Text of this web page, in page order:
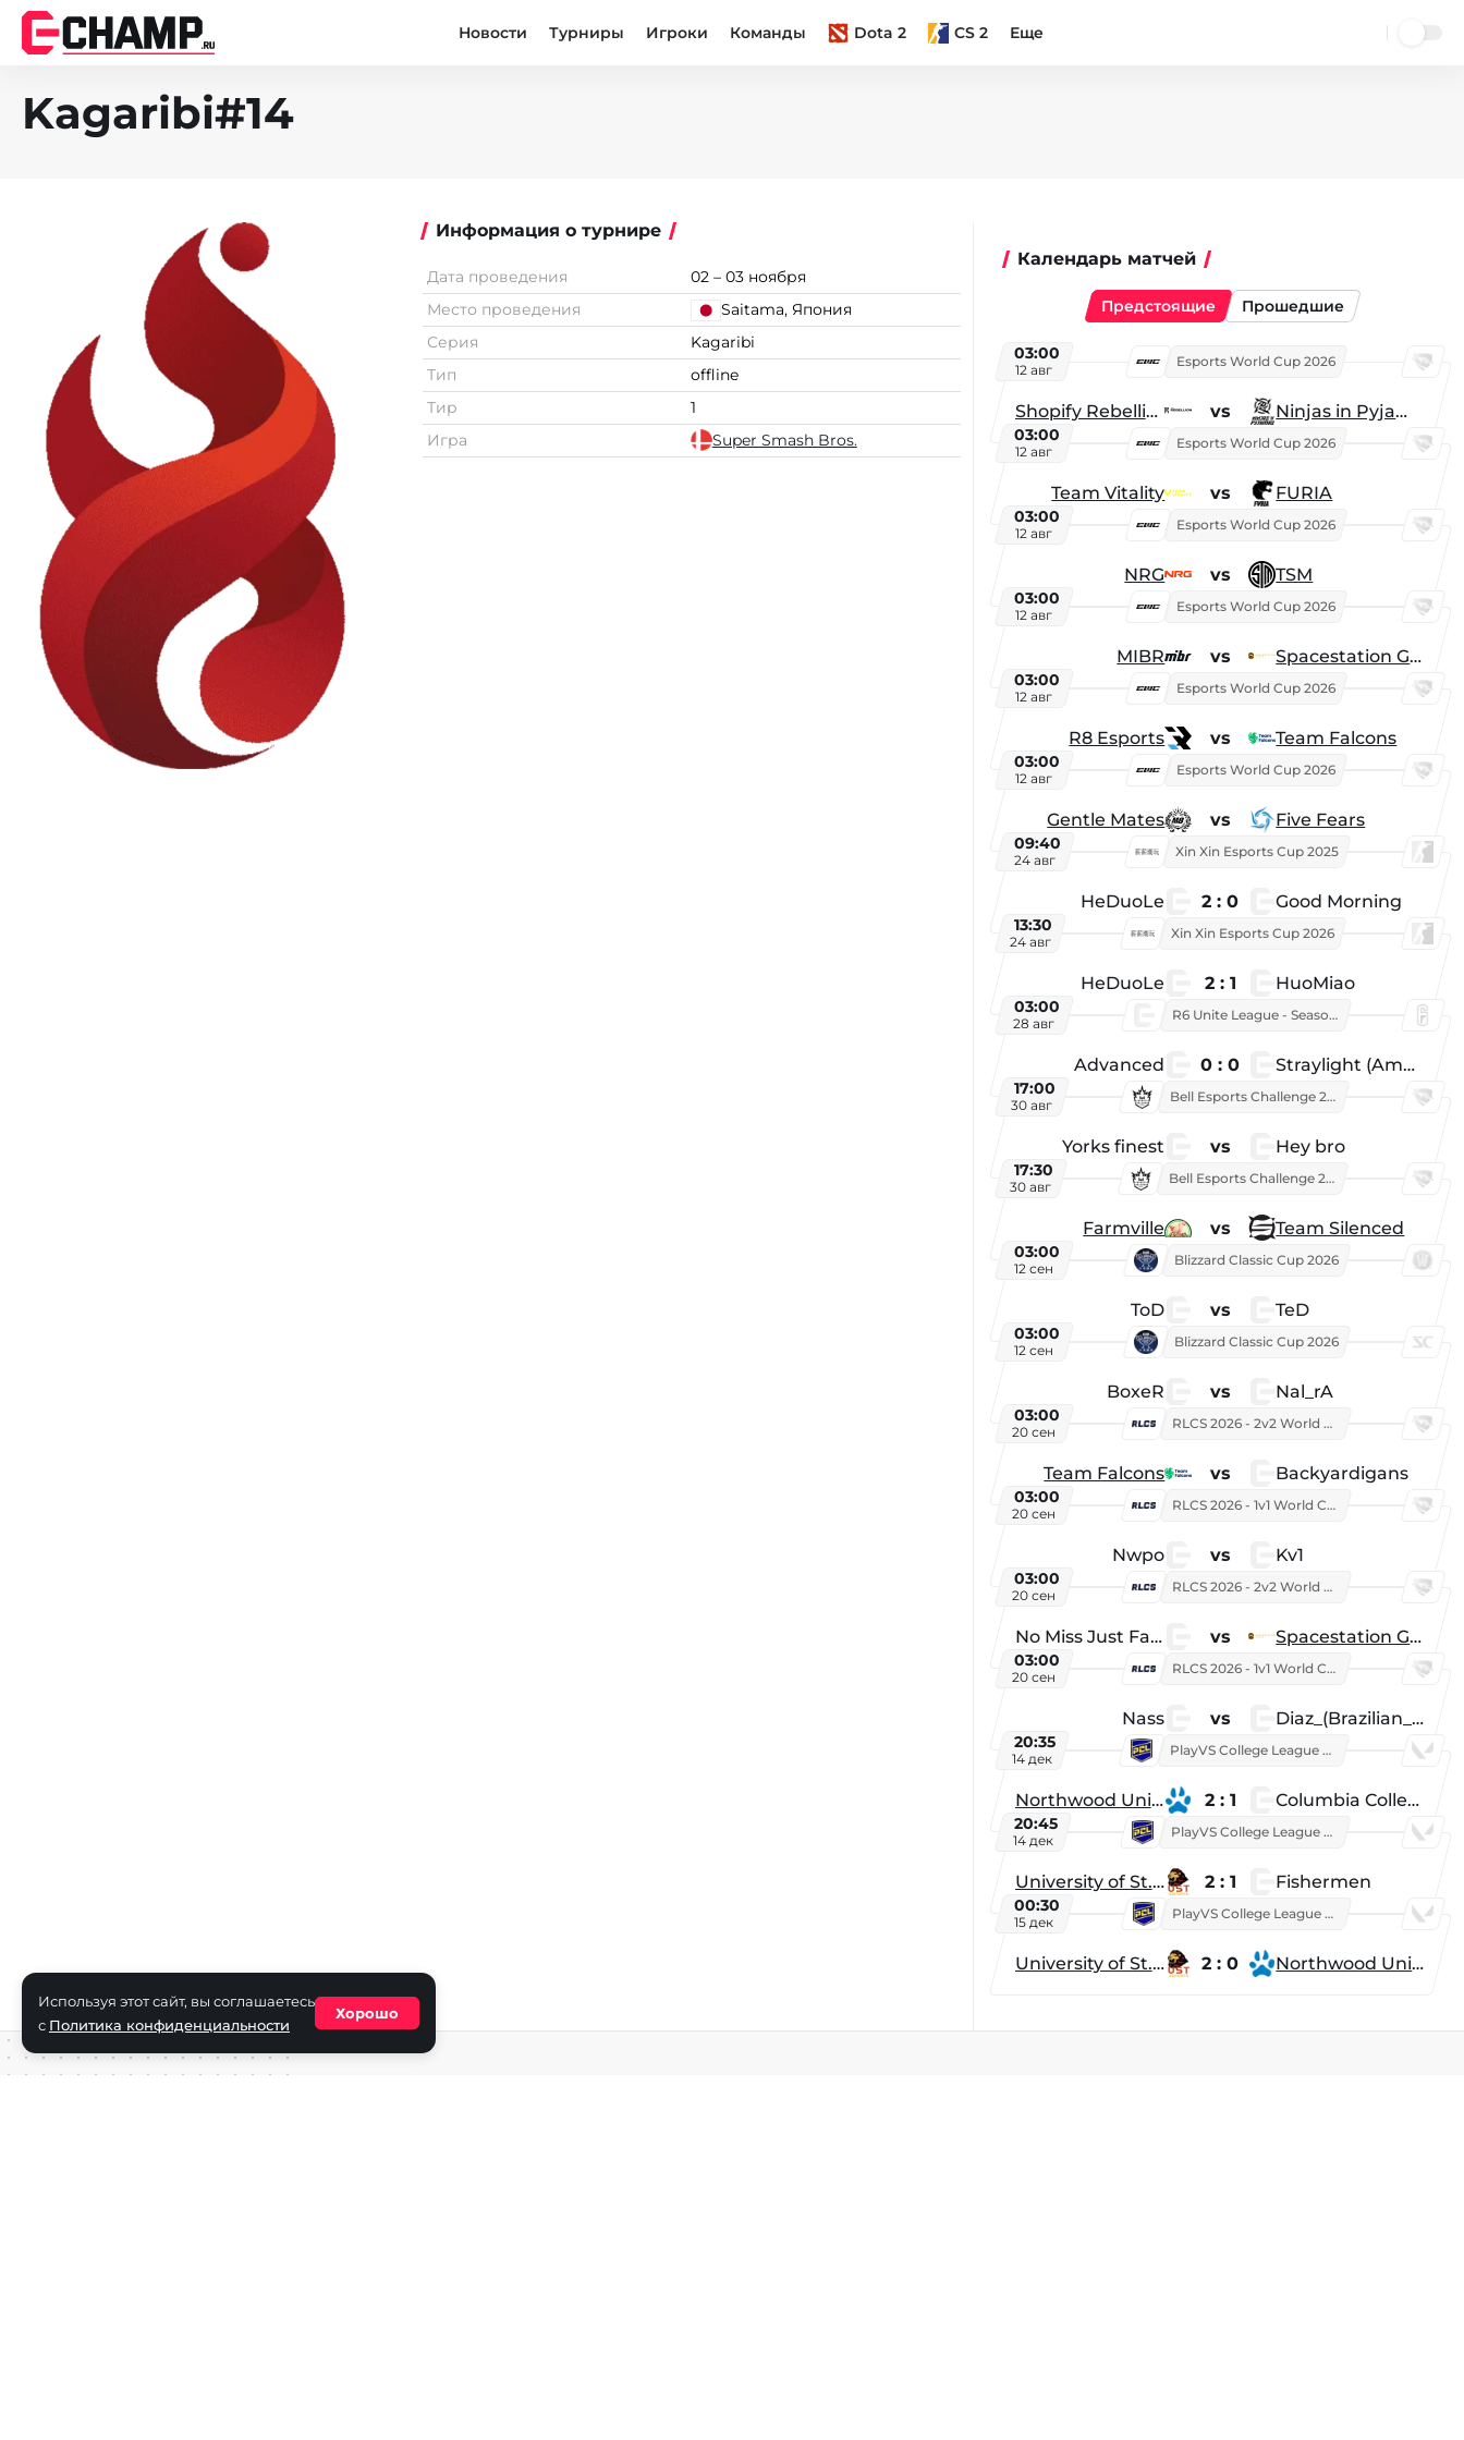
Новости Турниры Игроки Команды Dota 2 CS 2 Еще
Kagaribi#14
Информация о турнире
Дата проведения
02 – 03 ноября
Место проведения
Saitama, Япония
Серия
Kagaribi
Тип
offline
Тир
1
Игра
Super Smash Bros.
Календарь матчей
Предстоящие Прошедшие
03:00
12 авг
Esports World Cup 2026
Shopify Rebellion vs Ninjas in Pyjamas
03:00
12 авг
Esports World Cup 2026
Team Vitality vs FURIA
03:00
12 авг
Esports World Cup 2026
NRG vs TSM
03:00
12 авг
Esports World Cup 2026
MIBR vs Spacestation Gaming
03:00
12 авг
Esports World Cup 2026
R8 Esports vs Team Falcons
03:00
12 авг
Esports World Cup 2026
Gentle Mates vs Five Fears
09:40
24 авг
Xin Xin Esports Cup 2025
HeDuoLe 2 : 0 Good Morning
13:30
24 авг
Xin Xin Esports Cup 2026
HeDuoLe 2 : 1 HuoMiao
03:00
28 авг
R6 Unite League - Season 1
Advanced 0 : 0 Straylight (American team)
17:00
30 авг
Bell Esports Challenge 2026
Yorks finest vs Hey bro
17:30
30 авг
Bell Esports Challenge 2026
Farmville vs Team Silenced
03:00
12 сен
Blizzard Classic Cup 2026
ToD vs TeD
03:00
12 сен
Blizzard Classic Cup 2026
BoxeR vs Nal_rA
03:00
20 сен
RLCS 2026 - 2v2 World Championship
Team Falcons vs Backyardigans
03:00
20 сен
RLCS 2026 - 1v1 World Championship
Nwpo vs Kv1
03:00
20 сен
RLCS 2026 - 2v2 World Championship
No Miss Just Fake vs Spacestation Gaming
03:00
20 сен
RLCS 2026 - 1v1 World Championship
Nass vs Diaz_(Brazilian_Player)
20:35
14 дек
PlayVS College League 2025: Fall
Northwood University 2 : 1 Columbia College
20:45
14 дек
PlayVS College League 2025: Fall
University of St. Thomas 2 : 1 Fishermen
00:30
15 дек
PlayVS College League 2025: Fall
University of St. Thomas 2 : 0 Northwood University
Используя этот сайт, вы соглашаетесь
с Политика конфиденциальности
Хорошо